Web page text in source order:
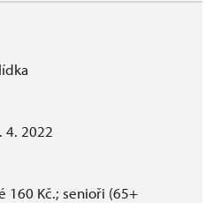
4. 2022
160 Kč.; senioři (65+